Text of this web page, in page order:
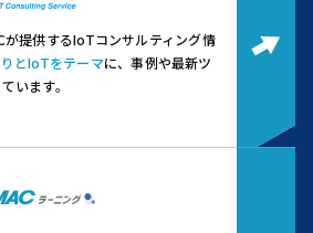
が提供するIoTコンサルティング情
とIoTをテーマに、事例や最新ツ
います。